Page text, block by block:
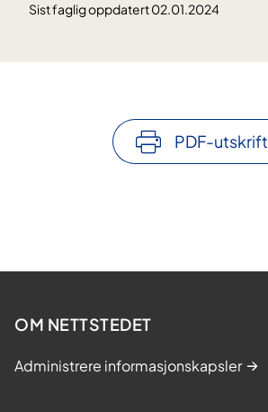
Sist faglig oppdatert 02.01.2024
PDF-utskrift
OM NETTSTEDET
Administrere informasjonskapsler